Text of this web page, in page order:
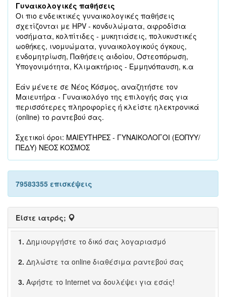
Γυναικολογικές παθήσεις
Οι πιο ενδεικτικές γυναικολογικές παθήσεις
σχετίζονται με HPV - κονδυλώματα, αφροδίσια
νοσήματα, κολπίτιδες - μυκητιάσεις, πολυκυστικές
ωοθήκες, ινομυώματα, γυναικολογικούς όγκους,
ενδομητρίωση, Παθήσεις αιδοίου, Οστεοπόρωση,
Υπογονιμότητα, Κλιμακτήριος - Εμμηνόπαυση, κ.α
Εάν μένετε σε Νέος Κόσμος, αναζητήστε τον
Μαιευτήρα - Γυναικολόγο της επιλογής σας για
περισσότερες πληροφορίες ή κλείστε ηλεκτρονικά
(online) το ραντεβού σας.
Σχετικοί όροι: ΜΑΙΕΥΤΗΡΕΣ - ΓΥΝΑΙΚΟΛΟΓΟΙ (ΕΟΠΥΥ/
ΠΕΔΥ) ΝΕΟΣ ΚΟΣΜΟΣ
79583355 επισκέψεις
Είστε ιατρός;
1. Δημιουργήστε το δικό σας λογαριασμό
2. Δηλώστε τα online διαθέσιμα ραντεβού σας
3. Αφήστε το Internet να δουλέψει για εσάς!